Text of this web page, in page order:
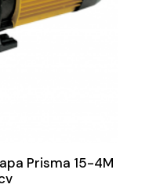
Prisma 15-4M